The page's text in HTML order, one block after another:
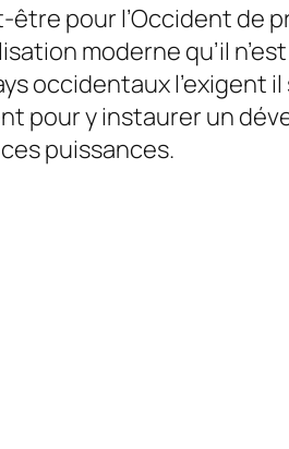
pour l’Occident de
moderne qu’il
occidentaux l’exigent
pour y instaurer un
puissances.